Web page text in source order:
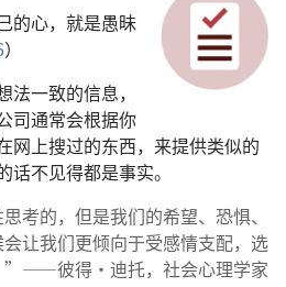
的心，就是愚昧
）
一致的信息，
司通常会根据你
网上搜过的东西，来提供类似的
不见得都是事实。
考的，但是我们的希望、恐惧、
让我们更倾向于受感情支配，选
”——彼得·迪托，社会心理学家